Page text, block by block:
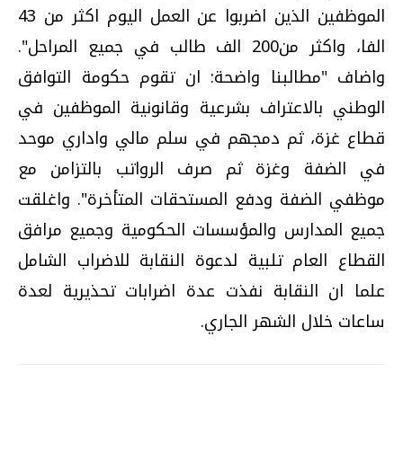
الموظفين الذين اضربوا عن العمل اليوم اكثر من 43
الفا، واكثر من200 الف طالب في جميع المراحل".
واضاف "مطالبنا واضحة: ان تقوم حكومة التوافق
الوطني بالاعتراف بشرعية وقانونية الموظفين في
قطاع غزة، ثم دمجهم في سلم مالي واداري موحد
في الضفة وغزة ثم صرف الرواتب بالتزامن مع
موظفي الضفة ودفع المستحقات المتأخرة". واغلقت
جميع المدارس والمؤسسات الحكومية وجميع مرافق
القطاع العام تلبية لدعوة النقابة للاضراب الشامل
علما ان النقابة نفذت عدة اضرابات تحذيرية لعدة
ساعات خلال الشهر الجاري.